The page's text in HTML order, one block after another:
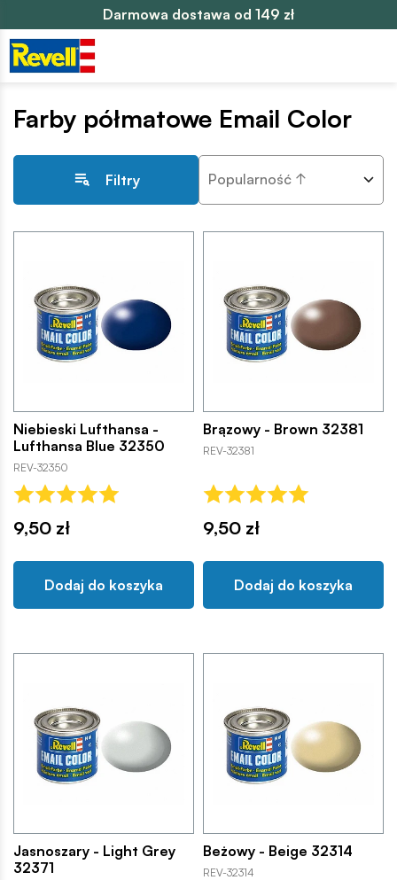
Darmowa dostawa od 149 zł
Farby półmatowe Email Color
Filtry Popularność ↑
Niebieski Lufthansa -
Lufthansa Blue 32350
REV-32350
9,50 zł
Dodaj do koszyka
Brązowy - Brown 32381
REV-32381
9,50 zł
Dodaj do koszyka
Jasnoszary - Light Grey
32371
Beżowy - Beige 32314
REV-32314